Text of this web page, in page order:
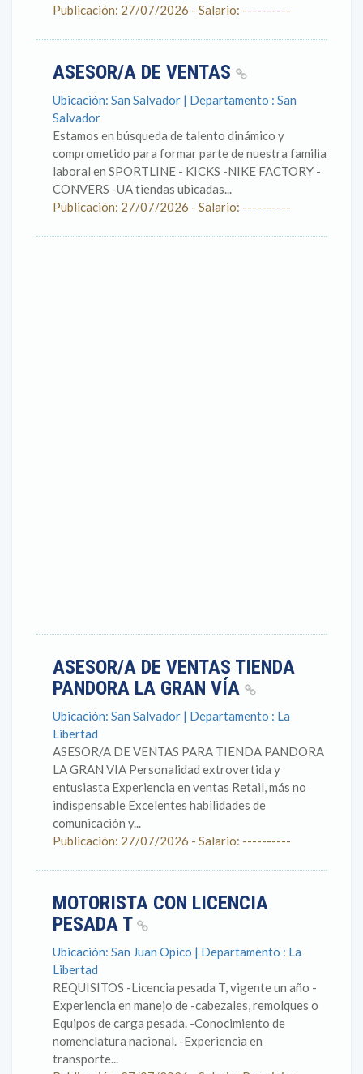
Publicación: 27/07/2026 - Salario: ----------
ASESOR/A DE VENTAS
Ubicación: San Salvador | Departamento : San
Salvador
Estamos en búsqueda de talento dinámico y
comprometido para formar parte de nuestra familia
laboral en SPORTLINE - KICKS -NIKE FACTORY -
CONVERS -UA tiendas ubicadas...
Publicación: 27/07/2026 - Salario: ----------
ASESOR/A DE VENTAS TIENDA
PANDORA LA GRAN VÍA
Ubicación: San Salvador | Departamento : La
Libertad
ASESOR/A DE VENTAS PARA TIENDA PANDORA
LA GRAN VIA Personalidad extrovertida y
entusiasta Experiencia en ventas Retail, más no
indispensable Excelentes habilidades de
comunicación y...
Publicación: 27/07/2026 - Salario: ----------
MOTORISTA CON LICENCIA
PESADA T
Ubicación: San Juan Opico | Departamento : La
Libertad
REQUISITOS -Licencia pesada T, vigente un año -
Experiencia en manejo de -cabezales, remolques o
Equipos de carga pesada. -Conocimiento de
nomenclatura nacional. -Experiencia en
transporte...